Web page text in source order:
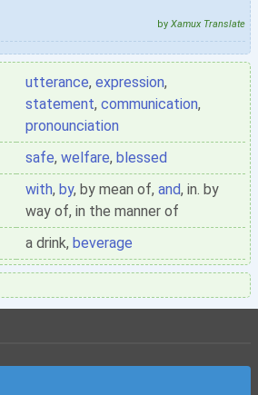
by Xamux Translate
utterance, expression,
statement, communication,
pronounciation
safe, welfare, blessed
with, by, by mean of, and, in. by
way of, in the manner of
a drink, beverage